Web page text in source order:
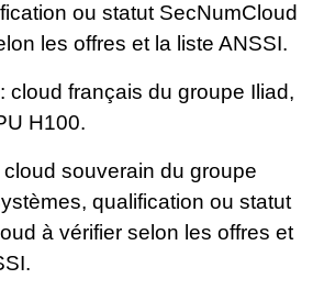
ou statut SecNumCloud
les offres et la liste ANSSI.
: cloud français du groupe Iliad,
H100.
cloud souverain du groupe
qualification ou statut
à vérifier selon les offres et